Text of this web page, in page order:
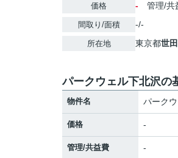
価格 - 管理/共
間取り/面積 -/-
所在地 東京都世
パークウェル下北沢の
物件名 パーク
価格 -
管理/共益費 -